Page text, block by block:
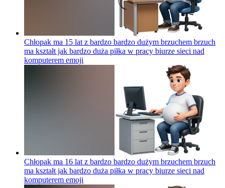
Chłopak ma 15 lat z bardzo bardzo dużym brzuchem brzuch
ma kształt jak bardzo duża piłka w pracy biurze sieci nad
komputerem emoji
Chłopak ma 16 lat z bardzo bardzo dużym brzuchem brzuch
ma kształt jak bardzo duża piłka w pracy biurze sieci nad
komputerem emoji